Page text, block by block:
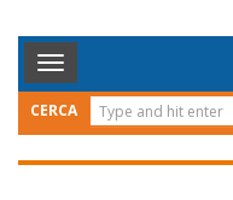
Toggle
Navigation
CERCA